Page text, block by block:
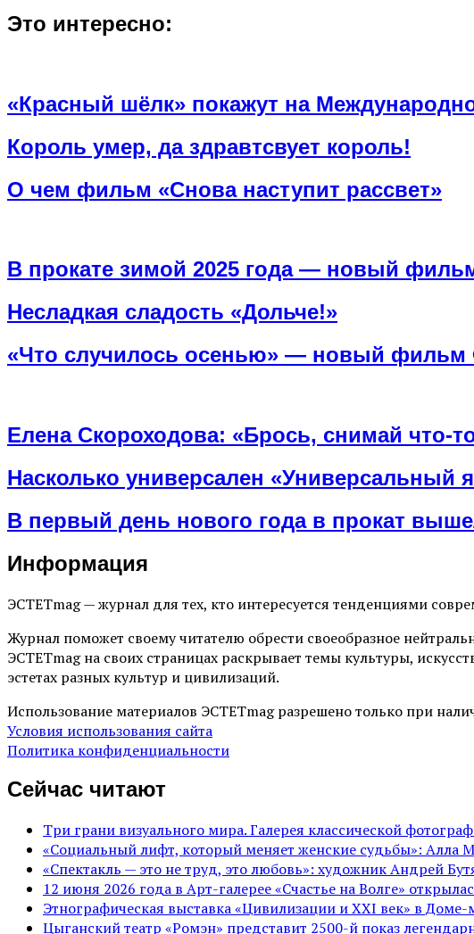
Это интересно:
«Красный шёлк» покажут на
Король умер, да здравтсвует король!
О чем фильм «Снова наступит рассвет»
В прокате зимой 2025 года — новый
Несладкая сладость «Дольче!»
«Что случилось осенью» — новый фильм
Елена Скороходова: «Брось, снимай что-
Насколько универсален «Универсальный
В первый день нового года в прокат
Информация
ЭСТЕТmag — журнал для тех, кто интересуется тенденциями
Журнал поможет своему читателю обрести своеобразное
ЭСТЕТmag на своих страницах раскрывает темы культуры,
эстетах разных культур и цивилизаций.
Использование материалов ЭСТЕТmag разрешено только при
Условия использования сайта
Политика конфиденциальности
Сейчас читают
Три грани визуального мира. Галерея классической
«Социальный лифт, который меняет женские судьбы»: Алла
«Спектакль — это не труд, это любовь»: художник Андрей
12 июня 2026 года в Арт-галерее «Счастье на Волге»
Этнографическая выставка «Цивилизации и ХХI век» в
Цыганский театр «Ромэн» представит 2500-й показ